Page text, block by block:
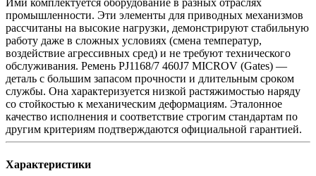
Ими комплектуется оборудование в разных отраслях
промышленности. Эти элементы для приводных механизмов
рассчитаны на высокие нагрузки, демонстрируют стабильную
работу даже в сложных условиях (смена температур,
воздействие агрессивных сред) и не требуют технического
обслуживания. Ремень PJ1168/7 460J7 MICROV (Gates) —
деталь с большим запасом прочности и длительным сроком
службы. Она характеризуется низкой растяжимостью наряду
со стойкостью к механическим деформациям. Эталонное
качество исполнения и соответствие строгим стандартам по
другим критериям подтверждаются официальной гарантией.
Характеристики